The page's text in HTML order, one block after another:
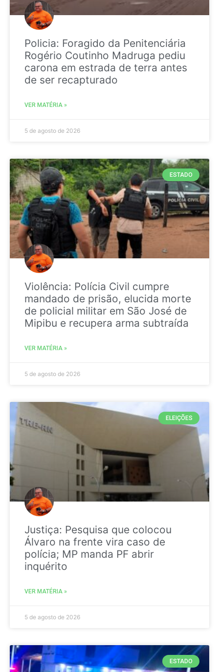
Policia: Foragido da Penitenciária
Rogério Coutinho Madruga pediu
carona em estrada de terra antes
de ser recapturado
VER MATÉRIA »
5 de agosto de 2026
ESTADO
Violência: Polícia Civil cumpre
mandado de prisão, elucida morte
de policial militar em São José de
Mipibu e recupera arma subtraída
VER MATÉRIA »
5 de agosto de 2026
ELEIÇÕES
Justiça: Pesquisa que colocou
Álvaro na frente vira caso de
polícia; MP manda PF abrir
inquérito
VER MATÉRIA »
5 de agosto de 2026
ESTADO